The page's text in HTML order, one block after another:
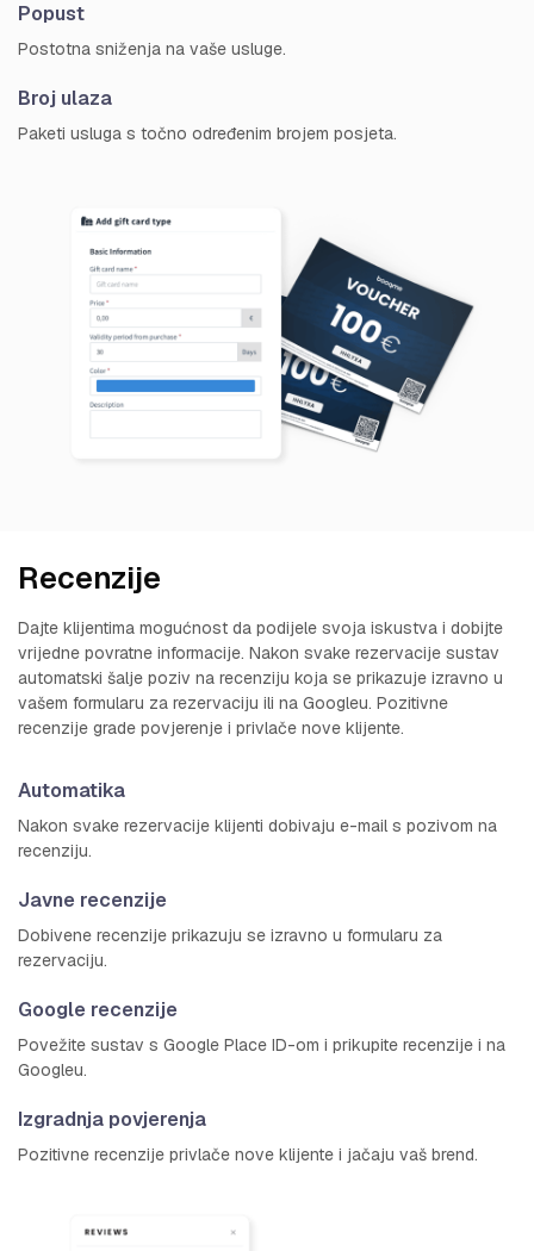
Popust
Postotna sniženja na vaše usluge.
Broj ulaza
Paketi usluga s točno određenim brojem posjeta.
Recenzije
Dajte klijentima mogućnost da podijele svoja iskustva i dobijte
vrijedne povratne informacije. Nakon svake rezervacije sustav
automatski šalje poziv na recenziju koja se prikazuje izravno u
vašem formularu za rezervaciju ili na Googleu. Pozitivne
recenzije grade povjerenje i privlače nove klijente.
Automatika
Nakon svake rezervacije klijenti dobivaju e-mail s pozivom na
recenziju.
Javne recenzije
Dobivene recenzije prikazuju se izravno u formularu za
rezervaciju.
Google recenzije
Povežite sustav s Google Place ID-om i prikupite recenzije i na
Googleu.
Izgradnja povjerenja
Pozitivne recenzije privlače nove klijente i jačaju vaš brend.